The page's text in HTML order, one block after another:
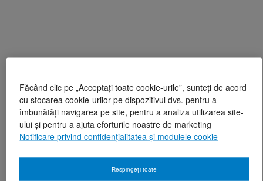
Făcând clic pe „Acceptați toate cookie-urile”, sunteți de acord
cu stocarea cookie-urilor pe dispozitivul dvs. pentru a
îmbunătăți navigarea pe site, pentru a analiza utilizarea site-
ului și pentru a ajuta eforturile noastre de marketing
Notificare privind confidențialitatea și modulele cookie
Respingeți toate